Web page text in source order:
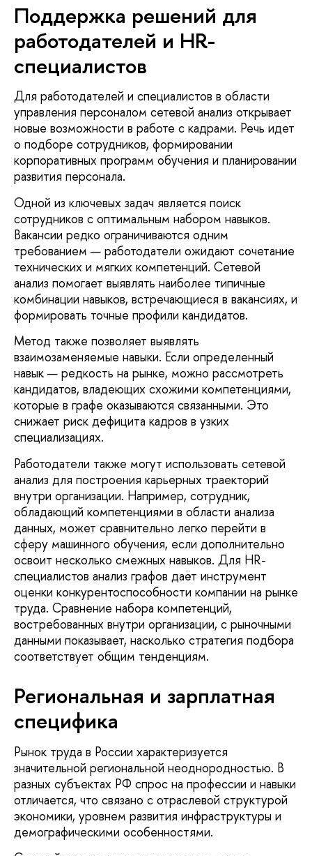
Поддержка решений для
работодателей и HR-
специалистов
Для работодателей и специалистов в области
управления персоналом сетевой анализ открывает
новые возможности в работе с кадрами. Речь идет
о подборе сотрудников, формировании
корпоративных программ обучения и планировании
развития персонала.
Одной из ключевых задач является поиск
сотрудников с оптимальным набором навыков.
Вакансии редко ограничиваются одним
требованием — работодатели ожидают сочетание
технических и мягких компетенций. Сетевой
анализ помогает выявлять наиболее типичные
комбинации навыков, встречающиеся в вакансиях, и
формировать точные профили кандидатов.
Метод также позволяет выявлять
взаимозаменяемые навыки. Если определенный
навык — редкость на рынке, можно рассмотреть
кандидатов, владеющих схожими компетенциями,
которые в графе оказываются связанными. Это
снижает риск дефицита кадров в узких
специализациях.
Работодатели также могут использовать сетевой
анализ для построения карьерных траекторий
внутри организации. Например, сотрудник,
обладающий компетенциями в области анализа
данных, может сравнительно легко перейти в
сферу машинного обучения, если дополнительно
освоит несколько смежных навыков. Для HR-
специалистов анализ графов даёт инструмент
оценки конкурентоспособности компании на рынке
труда. Сравнение набора компетенций,
востребованных внутри организации, с рыночными
данными показывает, насколько стратегия подбора
соответствует общим тенденциям.
Региональная и зарплатная
специфика
Рынок труда в России характеризуется
значительной региональной неоднородностью. В
разных субъектах РФ спрос на профессии и навыки
отличается, что связано с отраслевой структурой
экономики, уровнем развития инфраструктуры и
демографическими особенностями.